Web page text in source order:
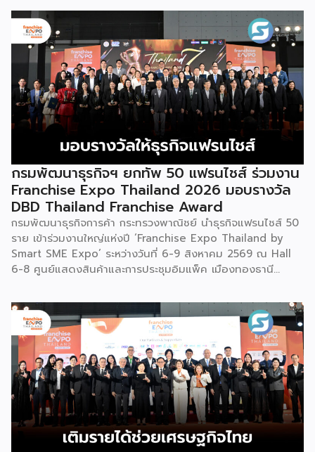
มีภารกิจหลัก คือการให้ทุนวิจัย ดูแลเรื่องการวิจัยในภาพรวม รวม
ถึงการให้รางวัล และสนับสนุนนักวิจัย ตั้งแต่ระดับเยาวชนไปจนถึง
นักวิจัยอาวุโส แน่นอนว่านี่เป็นหน่วยงานผู้อยู่เบื้องหลังงานวิจัย
ไทยตั้งแต่ต้นน้ำยันปลายน้ำ กิจกรรมที่นำมาจัดแสดงในบูธ
ครั้งนี้เป็นส่วนหนึ่งของทุนที่ วช. สนับสนุนภายใต้ชุดโครงการ
Innovative House ซึ่งมีเป้าหมายชัดเจน คือการแนะแนวและ
สนับสนุนให้ผู้ประกอบการนำนวัตกรรมที่ต่อยอดมาจากงานวิจัย
ไปพัฒนาต่อจนสามารถขายได้จริงในเชิงพาณิชย์ ไม่ใช่แค่งาน
วิจัยที่อยู่ในห้องแล็บ โดยสินค้าที่นำมาโชว์ในบูธจึงเป็นผลิตภัณฑ์
ที่ “พร้อมขาย” แล้วจริงๆ บางแบรนด์ขายออนไลน์ บางแบรนด์
ขายเฉพาะหน้าร้าน นอกจากนี้ ยังมีการสาธิตนำผลิตภัณฑ์ไป
แปรรูปเป็นเมนูอาหาร-เครื่องดื่มให้ผู้ร่วมงานเห็นวิธีใช้งานจริง
โดยนำ ‘น้ำผึ้ง’ ที่ไม่ได้นำมาวางขายแบบเดิม ๆ แต่แปรรูปเป็น
เครื่องดื่มสเลอปี้ให้ผู้ร่วมงานได้ชิมสดๆ หน้าบูธ เพื่อดึงดูดและ
สร้างประสบการณ์ให้คนในงานได้ทดลองสัมผัสสินค้าจริง และหาก
ใครสนใจก็สามารถซื้อ หัวเชื้อ กลับไปทำเครื่องดื่มต่อเองที่บ้านได้
เช่นกัน […]
กรมพัฒนาธุรกิจฯ ยกทัพ 50 แฟรนไชส์ ร่วมงาน
Franchise Expo Thailand 2026 มอบรางวัล
DBD Thailand Franchise Award
กรมพัฒนาธุรกิจการค้า กระทรวงพาณิชย์ นำธุรกิจแฟรนไชส์ 50
ราย เข้าร่วมงานใหญ่แห่งปี ‘Franchise Expo Thailand by
Smart SME Expo’ ระหว่างวันที่ 6-9 สิงหาคม 2569 ณ Hall
6-8 ศูนย์แสดงสินค้าและการประชุมอิมแพ็ค เมืองทองธานี
2026 ให้แก่ผู้ประกอบธุรกิจแฟรนไชส์ที่อยู่ในการส่งเสริมสนับสนุน
ของกรมฯ นายพูนพงษ์ นัยนาภากรณ์ อธิบดีกรมพัฒนาธุรกิจ
การค้า กระทรวงพาณิชย์ เปิดเผยภายหลังเป็นประธานเปิดงาน
“งานแฟรนไชส์ เอ็กซ์โป ไทยแลนด์ บาย สมาร์ท เอสเอ็มอี เอ็กซ์
โป (Franchise Expo Thailand by Smart SME Expo)” ซึ่ง
เป็นงานแสดงธุรกิจแฟรนไชส์ชั้นนำที่จัดขึ้นโดย บริษัท พีเอ็มจี
คอร์ปอเรชัน จำกัด เพื่อยกระดับศักยภาพของผู้ประกอบการและ
เจ้าของธุรกิจที่ต้องการขยายกิจการผ่านระบบแฟรนไชส์ […]